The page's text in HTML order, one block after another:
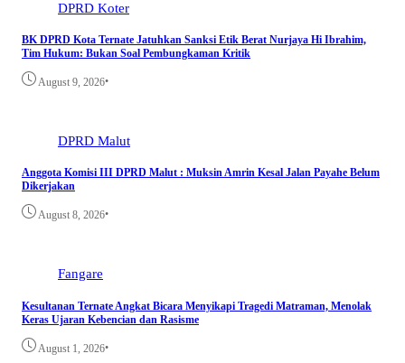
DPRD Koter
BK DPRD Kota Ternate Jatuhkan Sanksi Etik Berat Nurjaya Hi Ibrahim,
Tim Hukum: Bukan Soal Pembungkaman Kritik
August 9, 2026•
DPRD Malut
Anggota Komisi III DPRD Malut : Muksin Amrin Kesal Jalan Payahe Belum
Dikerjakan
August 8, 2026•
Fangare
Kesultanan Ternate Angkat Bicara Menyikapi Tragedi Matraman, Menolak
Keras Ujaran Kebencian dan Rasisme
August 1, 2026•